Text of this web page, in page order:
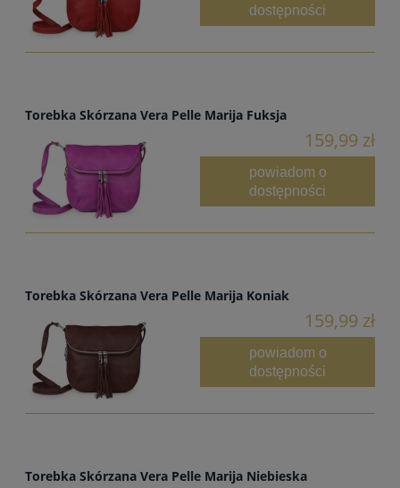
dostępności
Torebka Skórzana Vera Pelle Marija Fuksja
159,99 zł
powiadom o
dostępności
Torebka Skórzana Vera Pelle Marija Koniak
159,99 zł
powiadom o
dostępności
Torebka Skórzana Vera Pelle Marija Niebieska